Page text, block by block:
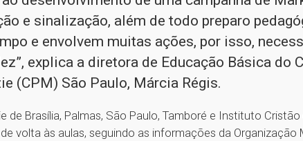
e sinalização, além de todo preparo
e envolvem muitas ações, por isso,
explica a diretora de Educação Básica do
(CPM) São Paulo, Márcia Régis.
de Brasília, Palmas, São Paulo, Tamboré e Instituto
volta às aulas, seguindo as informações da Organização